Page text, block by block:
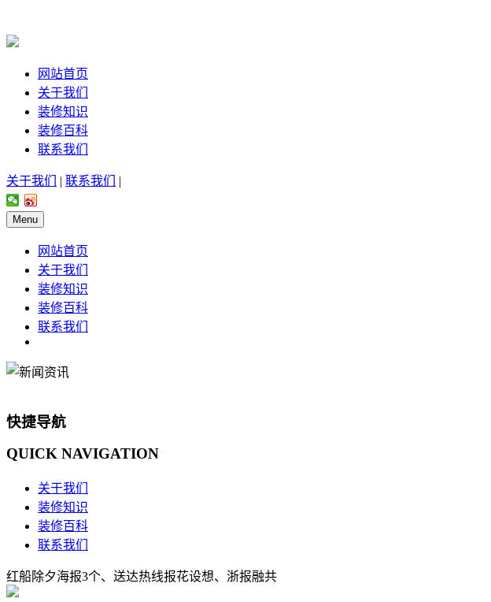
网站首页
关于我们
装修知识
装修百科
联系我们
关于我们 | 联系我们 |
Menu
网站首页
关于我们
装修知识
装修百科
联系我们
快捷导航
QUICK NAVIGATION
关于我们
装修知识
装修百科
联系我们
红船除夕海报3个、送达热线报花设想、浙报融共